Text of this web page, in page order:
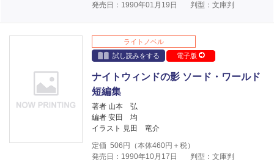
発売日：1990年01月19日
判型：文庫判
ライトノベル
試し読みをする
電子版
ナイトウィンドの影 ソード・ワールド
短編集
著者 山本 弘
編者 安田 均
イラスト 見田 竜介
定価 506 円（本体460円＋税）
発売日：1990年10月17日
判型：文庫判